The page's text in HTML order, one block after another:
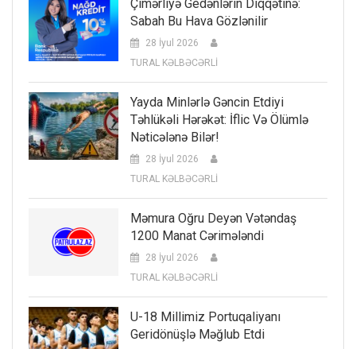
Çimərliyə Gedənlərin Diqqətinə:
Sabah Bu Hava Gözlənilir
28 İyul 2026
TURAL KƏLBƏCƏRLİ
Yayda Minlərlə Gəncin Etdiyi
Təhlükəli Hərəkət: İflic Və Ölümlə
Nəticələnə Bilər!
28 İyul 2026
TURAL KƏLBƏCƏRLİ
Məmura Oğru Deyən Vətəndaş
1200 Manat Cərimələndi
28 İyul 2026
TURAL KƏLBƏCƏRLİ
U-18 Millimiz Portuqaliyanı
Geridönüşlə Məğlub Etdi